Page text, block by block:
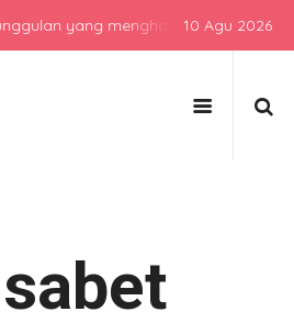
yang menghasilkan lulusan
10 Agu 2026